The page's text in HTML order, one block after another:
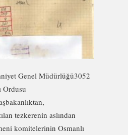
Genel Müdürlüğü3052
Ordusu
tezkerenin aslından
komitelerinin Osmanlı